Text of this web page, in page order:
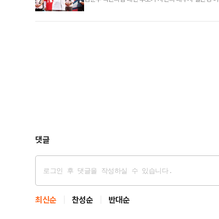
는 31일 오전 강원 홍천 꽃뫼광장에서 열린 '홍천·횡
댓글
최신순 찬성순 반대순